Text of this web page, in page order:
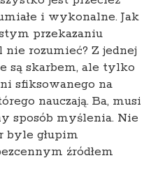
i wykonalne. Jak
przekazaniu
nie rozumieć? Z jednej
są skarbem, ale tylko
sfiksowanego na
nauczają. Ba, musi
sposób myślenia. Nie
byle głupim
źródłem